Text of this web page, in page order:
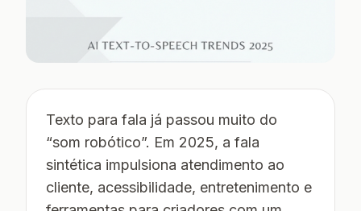
Texto para fala já passou muito do
“som robótico”. Em 2025, a fala
sintética impulsiona atendimento ao
cliente, acessibilidade, entretenimento e